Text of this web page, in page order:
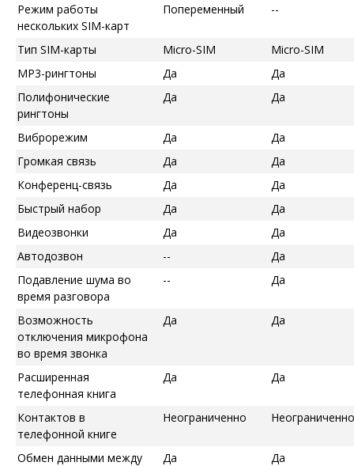
Режим работы
нескольких SIM-карт
Попеременный --
Тип SIM-карты Micro-SIM
Micro-SIM
MP3-рингтоны
Да
Да
Полифонические
рингтоны
Да Да
Виброрежим Да
Да
Громкая связь
Да
Да
Конференц-связь
Да
Да
Быстрый набор
Да
Да
Видеозвонки
Да
Да
Автодозвон
--
Да
Подавление шума во
время разговора
-- Да
Возможность
отключения микрофона
во время звонка
Да Да
Расширенная
телефонная книга
Да Да
Контактов в
телефонной книге
Неограниченно Неограниченно
Обмен данными между
Да Да